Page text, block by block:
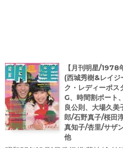
【月刊明星/1978
(西城秀樹&レイジ
ク・レディーポ
G、時間割ポート
良公則、大場久
郎/石野真子/桜田
真知子/杏里/サザ
他